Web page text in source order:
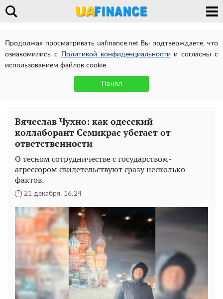
Продолжая просматривать uafinance.net Вы подтверждаете, что
ознакомились с
Политикой конфиденциальности и согласны с
использованием файлов cookie.
Понял
Вячеслав Чухно: как одесский
коллаборант Семикрас убегает от
ответственности
О тесном сотрудничестве с государством-
агрессором свидетельствуют сразу несколько
фактов.
21 декабря, 16:24